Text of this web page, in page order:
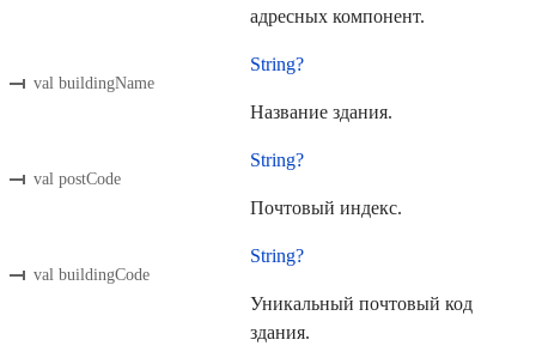
адресных компонент.
val buildingName
String?
Название здания.
val postCode
String?
Почтовый индекс.
val buildingCode
String?
Уникальный почтовый код
здания.